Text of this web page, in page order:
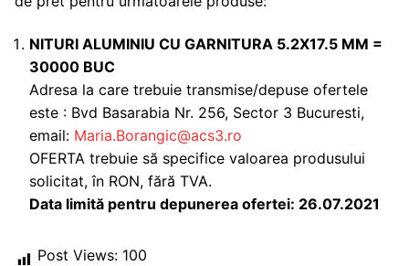
NITURI ALUMINIU CU GARNITURA 5.2X17.5 MM =
30000 BUC
Adresa la care trebuie transmise/depuse ofertele
este : Bvd Basarabia Nr. 256, Sector 3 Bucuresti,
email: Maria.Borangic@acs3.ro
OFERTA trebuie să specifice valoarea produsului
solicitat, în RON, fără TVA.
Data limită pentru depunerea ofertei: 26.07.2021
Post Views: 100